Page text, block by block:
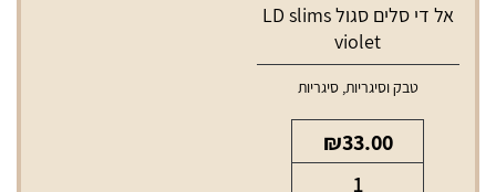
אל די סלים סגול LD slims
violet
טבק וסיגריות,סיגריות
₪33.00